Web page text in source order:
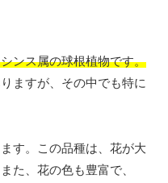
ンス属の球根植物です。
ますが、その中でも特に
す。この品種は、花が大
た、花の色も豊富で、